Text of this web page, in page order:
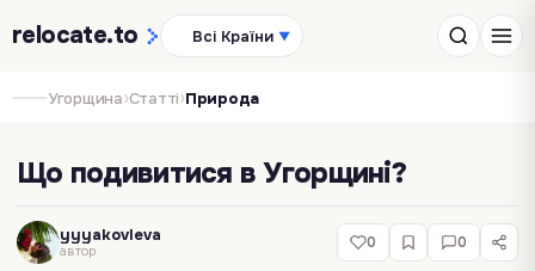
relocate.to Всі Країни ▼
Угорщина›Статті›Природа
Що подивитися в Угорщині?
yyyakovleva
автор 0 0